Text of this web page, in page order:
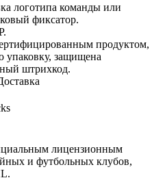
логотипа команды или
фиксатор.
продуктом,
упаковку, защищена
штрихкод.
лицензионным
и футбольных клубов,